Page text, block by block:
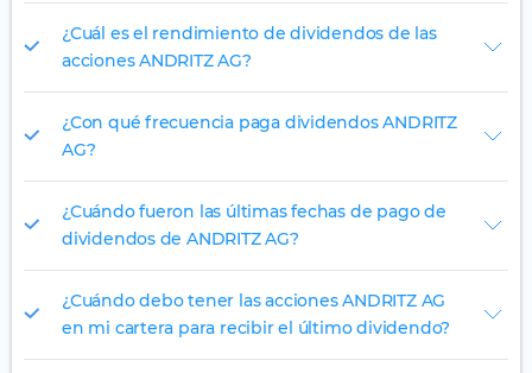
¿Cuál es el rendimiento de dividendos de las
acciones ANDRITZ AG?
¿Con qué frecuencia paga dividendos ANDRITZ
AG?
¿Cuándo fueron las últimas fechas de pago de
dividendos de ANDRITZ AG?
¿Cuándo debo tener las acciones ANDRITZ AG
en mi cartera para recibir el último dividendo?